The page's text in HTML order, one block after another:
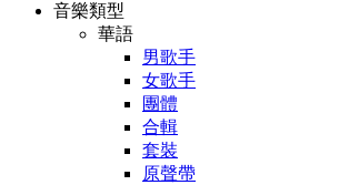
音樂類型
華語
男歌手
女歌手
團體
合輯
套裝
原聲帶